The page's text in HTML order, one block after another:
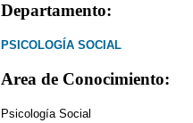
Departamento:
PSICOLOGÍA SOCIAL
Area de Conocimiento:
Psicología Social